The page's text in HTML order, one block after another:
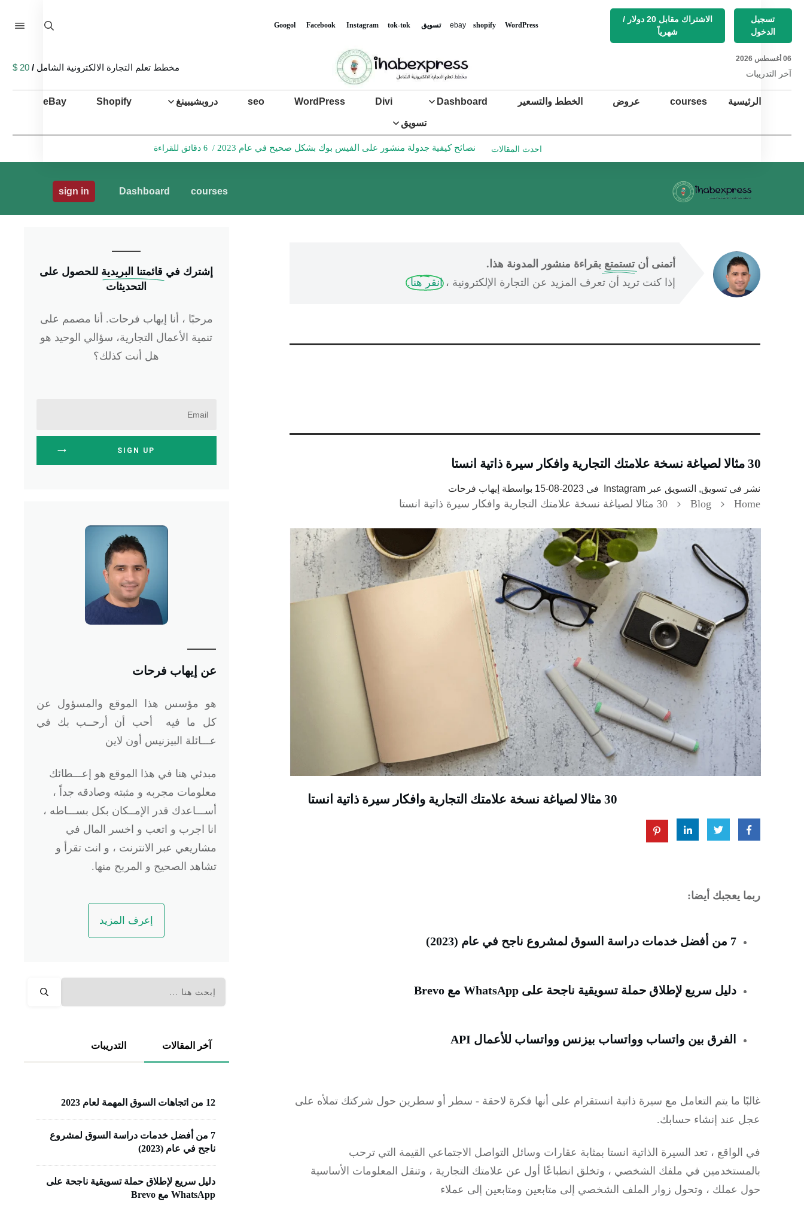
تسجيل
الدخول
الاشتراك مقابل 20 دولار /
شهرياً
ebay shopify WordPress تسويق Googol Facebook Instagram tok-tok
06 أغسطس 2026
آخر التدريبات
مخطط تعلم التجارة الالكترونية الشامل /
20 $
الرئيسية courses عروض الخطط والتسعير Dashboard
Divi
WordPress
seo دروبشيبينغ Shopify
eBay
تسويق
احدث المقالات نصائح كيفية جدولة منشور على الفيس بوك بشكل صحيح في عام 2023 /
courses
Dashboard
sign in
أتمنى أن تستمتع بقراءة منشور المدونة هذا.
إذا كنت تريد أن تعرف المزيد عن التجارة الإلكترونية ،انقر هنا.
30 مثالا لصياغة نسخة علامتك التجارية وافكار سيرة ذاتية انستا
نشر في تسويق, التسويق عبر Instagram في 2023-08-15 بواسطة إيهاب فرحات
Home
Blog 30 مثالا لصياغة نسخة علامتك التجارية وافكار سيرة ذاتية انستا
30 مثالا لصياغة نسخة علامتك التجارية وافكار سيرة ذاتية انستا
ربما يعجبك أيضا:
7 من أفضل خدمات دراسة السوق لمشروع ناجح في عام (2023)
دليل سريع لإطلاق حملة تسويقية ناجحة على WhatsApp مع Brevo
الفرق بين واتساب وواتساب بيزنس وواتساب للأعمال API
غالبًا ما يتم التعامل مع سيرة ذاتية انستقرام على أنها فكرة لاحقة - سطر أو سطرين حول شركتك تملأه على
عجل عند إنشاء حسابك.
في الواقع ، تعد السيرة الذاتية انستا بمثابة عقارات وسائل التواصل الاجتماعي القيمة التي ترحب
بالمستخدمين في ملفك الشخصي ، وتخلق انطباعًا أول عن علامتك التجارية ، وتنقل المعلومات الأساسية
حول عملك ، وتحول زوار الملف الشخصي إلى متابعين ومتابعين إلى عملاء
إشترك في قائمتنا البريدية للحصول على
التحديثات
مرحبًا ، أنا إيهاب فرحات. أنا مصمم على
تنمية الأعمال التجارية، سؤالي الوحيد هو
هل أنت كذلك؟
SIGN UP
عن إيهاب فرحات
هو
مؤسس هذا الموقع والمسؤول عن
كل ما فيه أحب أن أرحــب بك في
عـــائلة البيزنيس أون لاين
مبدئي هنا في هذا الموقع هو إعـــطائك
معلومات مجربه و مثبته وصادقه جداً ،
أســـاعدك قدر الإمــكان بكل بســـاطه ،
انا اجرب و اتعب و اخسر المال في
مشاريعي عبر الانترنت ، و انت تقرأ و
تشاهد الصحيح و المربح منها.
إعرف المزيد
آخر المقالات التدريبات
12 من اتجاهات السوق المهمة لعام 2023
7 من أفضل خدمات دراسة السوق لمشروع
ناجح في عام (2023)
دليل سريع لإطلاق حملة تسويقية ناجحة على
WhatsApp مع Brevo